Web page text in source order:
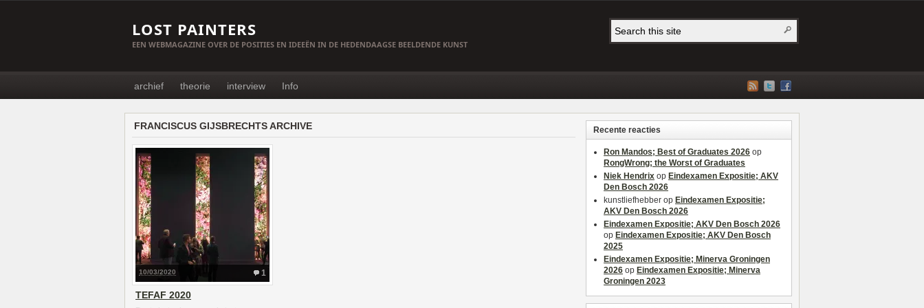
LOST PAINTERS
EEN WEBMAGAZINE OVER DE POSITIES EN IDEEËN IN DE HEDENDAAGSE BEELDENDE KUNST
archief theorie interview Info
FRANCISCUS GIJSBRECHTS ARCHIVE
1
10/03/2020
TEFAF 2020
Recente reacties
Ron Mandos; Best of Graduates 2026 op
RongWrong; the Worst of Graduates
Niek Hendrix op Eindexamen Expositie; AKV
Den Bosch 2026
kunstliefhebber op Eindexamen Expositie;
AKV Den Bosch 2026
Eindexamen Expositie; AKV Den Bosch 2026
op Eindexamen Expositie; AKV Den Bosch
2025
Eindexamen Expositie; Minerva Groningen
2026 op Eindexamen Expositie; Minerva
Groningen 2023